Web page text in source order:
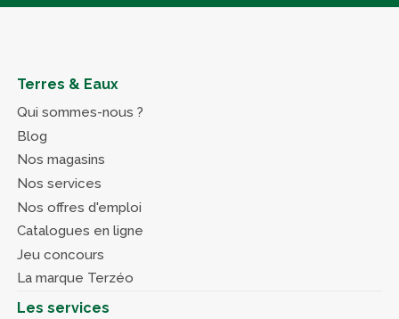
Terres & Eaux
Qui sommes-nous ?
Blog
Nos magasins
Nos services
Nos offres d'emploi
Catalogues en ligne
Jeu concours
La marque Terzéo
Les services